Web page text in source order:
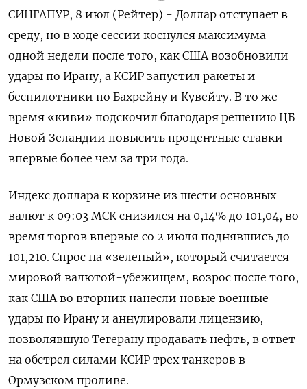
СИНГАПУР, 8 июл (Рейтер) - Доллар отступает в
среду, но в ходе сессии коснулся максимума
одной недели после того, как США возобновили
удары по Ирану, а КСИР запустил ‌ракеты и
беспилотники по Бахрейну и Кувейту. В то же
время «киви» подскочил благодаря решению ЦБ
Новой Зеландии повысить процентные ставки
впервые более чем за три ​года.
Индекс доллара к корзине ​из шести ​основных
валют ⁠к 09:03 МСК снизился на 0,14% до 101,04, во
‌время торгов впервые со 2 июля ‌поднявшись до
101,210. Спрос на «зеленый», который считается
мировой валютой-убежищем, возрос после того,
как ​США во вторник нанесли новые военные
удары по Ирану и ‌аннулировали лицензию,
позволявшую Тегерану продавать нефть, в ответ
на обстрел ​силами КСИР трех танкеров в
Ормузском проливе.